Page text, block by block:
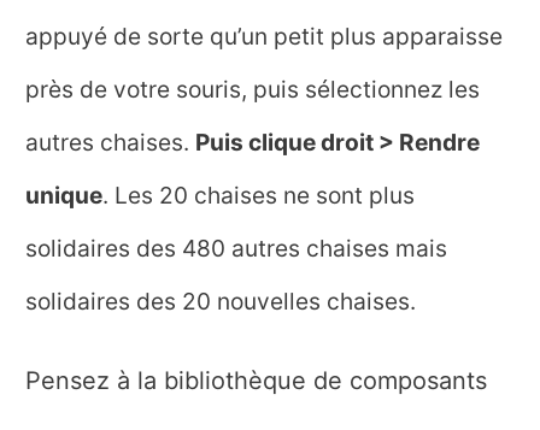
appuyé de sorte qu’un petit plus apparaisse
près de votre souris, puis sélectionnez les
autres chaises. Puis clique droit > Rendre
unique. Les 20 chaises ne sont plus
solidaires des 480 autres chaises mais
solidaires des 20 nouvelles chaises.
Pensez à la bibliothèque de composants